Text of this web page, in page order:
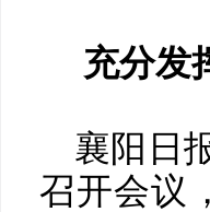
充分发
襄阳日
召开会议